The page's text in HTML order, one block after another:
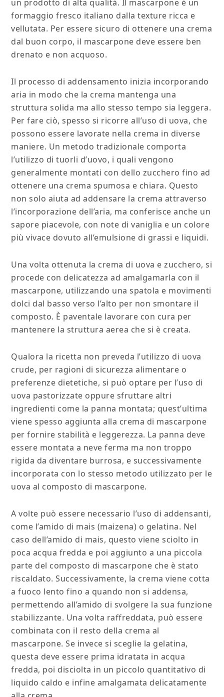
un prodotto di alta qualità. Il mascarpone è un
formaggio fresco italiano dalla texture ricca e
vellutata. Per essere sicuro di ottenere una crema
dal buon corpo, il mascarpone deve essere ben
drenato e non acquoso.
Il processo di addensamento inizia incorporando
aria in modo che la crema mantenga una
struttura solida ma allo stesso tempo sia leggera.
Per fare ciò, spesso si ricorre all’uso di uova, che
possono essere lavorate nella crema in diverse
maniere. Un metodo tradizionale comporta
l’utilizzo di tuorli d’uovo, i quali vengono
generalmente montati con dello zucchero fino ad
ottenere una crema spumosa e chiara. Questo
non solo aiuta ad addensare la crema attraverso
l’incorporazione dell’aria, ma conferisce anche un
sapore piacevole, con note di vaniglia e un colore
più vivace dovuto all’emulsione di grassi e liquidi.
Una volta ottenuta la crema di uova e zucchero, si
procede con delicatezza ad amalgamarla con il
mascarpone, utilizzando una spatola e movimenti
dolci dal basso verso l’alto per non smontare il
composto. È paventale lavorare con cura per
mantenere la struttura aerea che si è creata.
Qualora la ricetta non preveda l’utilizzo di uova
crude, per ragioni di sicurezza alimentare o
preferenze dietetiche, si può optare per l’uso di
uova pastorizzate oppure sfruttare altri
ingredienti come la panna montata; quest’ultima
viene spesso aggiunta alla crema di mascarpone
per fornire stabilità e leggerezza. La panna deve
essere montata a neve ferma ma non troppo
rigida da diventare burrosa, e successivamente
incorporata con lo stesso metodo utilizzato per le
uova al composto di mascarpone.
A volte può essere necessario l’uso di addensanti,
come l’amido di mais (maizena) o gelatina. Nel
caso dell’amido di mais, questo viene sciolto in
poca acqua fredda e poi aggiunto a una piccola
parte del composto di mascarpone che è stato
riscaldato. Successivamente, la crema viene cotta
a fuoco lento fino a quando non si addensa,
permettendo all’amido di svolgere la sua funzione
stabilizzante. Una volta raffreddata, può essere
combinata con il resto della crema al
mascarpone. Se invece si sceglie la gelatina,
questa deve essere prima idratata in acqua
fredda, poi disciolta in un piccolo quantitativo di
liquido caldo e infine amalgamata delicatamente